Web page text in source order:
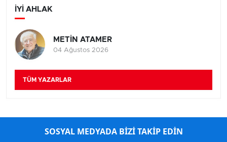
İYİ AHLAK
METİN ATAMER
04 Ağustos 2026
TÜM YAZARLAR
SOSYAL MEDYADA BİZİ TAKİP EDİN